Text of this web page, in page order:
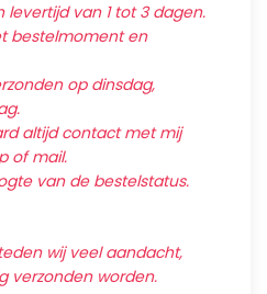
van 1 tot 3 dagen.
bestelmoment en
op dinsdag,
altijd contact met mij
of mail.
van de bestelstatus.
wij veel aandacht,
verzonden worden.